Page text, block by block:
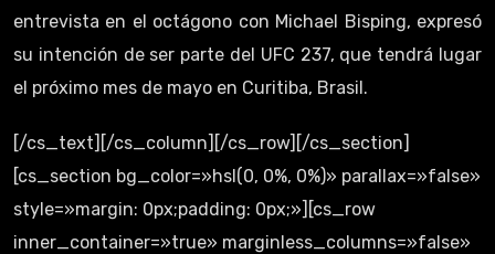
entrevista en el octágono con Michael Bisping, expresó
su intención de ser parte del UFC 237, que tendrá lugar
el próximo mes de mayo en Curitiba, Brasil.
[/cs_text][/cs_column][/cs_row][/cs_section]
[cs_section bg_color=»hsl(0, 0%, 0%)» parallax=»false»
style=»margin: 0px;padding: 0px;»][cs_row
inner_container=»true» marginless_columns=»false»